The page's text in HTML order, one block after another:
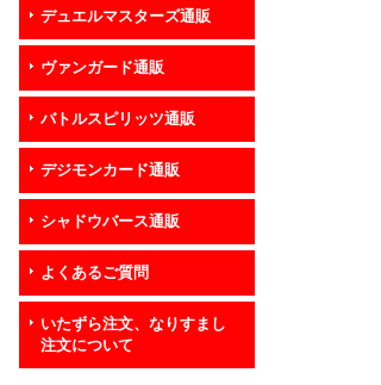
デュエルマスターズ通販
ヴァンガード通販
バトルスピリッツ通販
デジモンカード通販
シャドウバース通販
よくあるご質問
いたずら注文、なりすまし
注文について